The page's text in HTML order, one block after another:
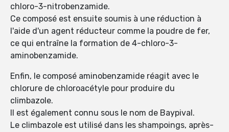
chloro-3-nitrobenzamide.
Ce composé est ensuite soumis à une réduction à
l'aide d'un agent réducteur comme la poudre de fer,
ce qui entraîne la formation de 4-chloro-3-
aminobenzamide.
Enfin, le composé aminobenzamide réagit avec le
chlorure de chloroacétyle pour produire du
climbazole.
Il est également connu sous le nom de Baypival.
Le climbazole est utilisé dans les shampoings, après-